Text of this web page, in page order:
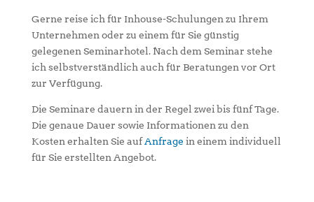
Gerne reise ich für Inhouse-Schulungen zu Ihrem
Unternehmen oder zu einem für Sie günstig
gelegenen Seminarhotel. Nach dem Seminar stehe
ich selbstverständlich auch für Beratungen vor Ort
zur Verfügung.
Die Seminare dauern in der Regel zwei bis fünf Tage.
Die genaue Dauer sowie Informationen zu den
Kosten erhalten Sie aufAnfrage in einem individuell
für Sie erstellten Angebot.